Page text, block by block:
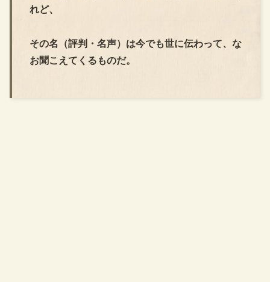
れど、
その名（評判・名声）は今でも世に伝わって、な
お聞こえてくるものだ。